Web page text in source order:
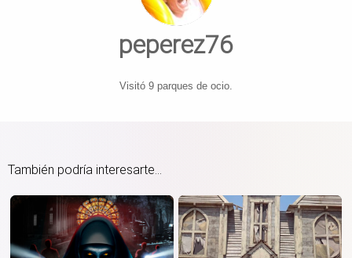
peperez76
Visitó 9 parques de ocio.
También podría interesarte...